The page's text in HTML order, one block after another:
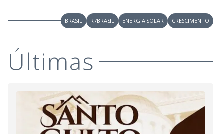
BRASIL R7BRASIL ENERGIA SOLAR CRESCIMENTO
Últimas